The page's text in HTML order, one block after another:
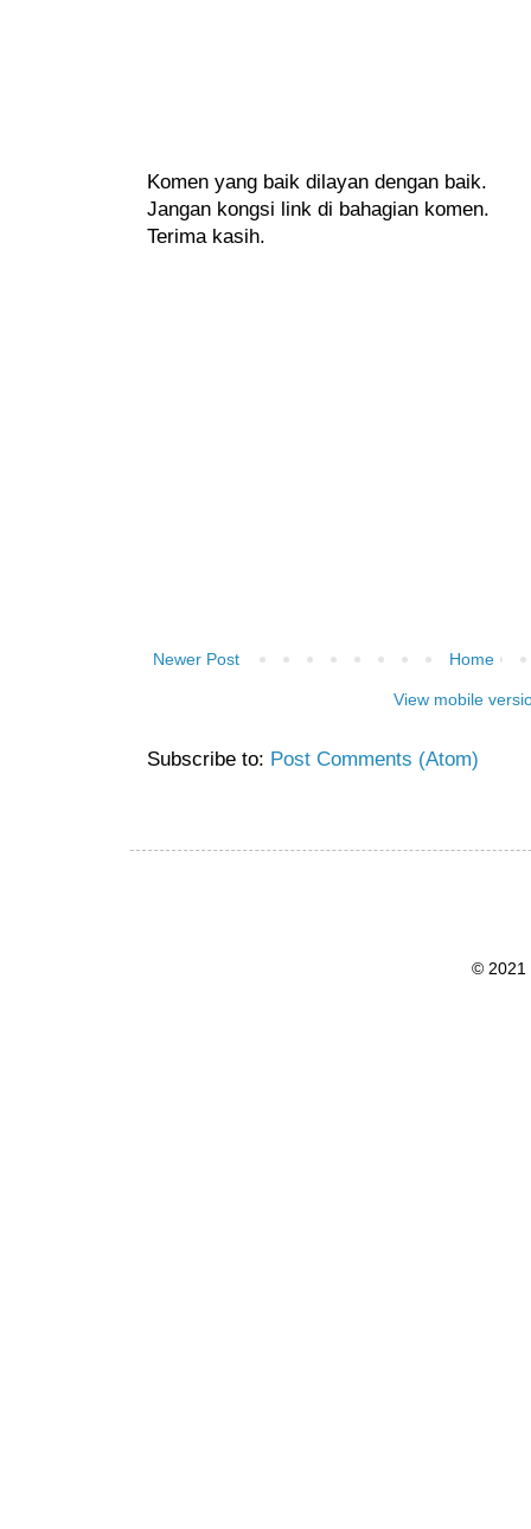
Komen yang baik dilayan dengan baik.
Jangan kongsi link di bahagian komen.
Terima kasih.
Newer Post Home
View mobile
Subscribe to: Post Comments (Atom)
© 2021